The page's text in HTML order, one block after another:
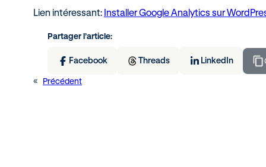
Lien intéressant: Installer Google Analytics sur
Partager l’article:
Facebook Threads LinkedIn
« Précédent